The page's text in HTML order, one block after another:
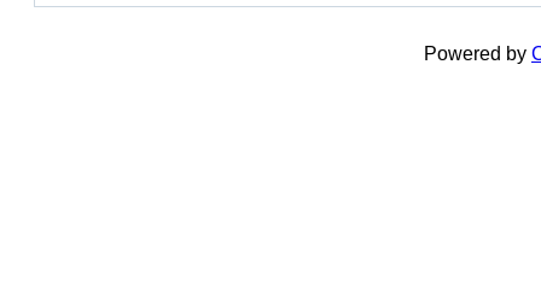
Powered by